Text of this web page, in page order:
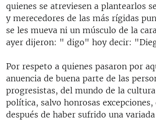
quienes se atreviesen a plantearlos
y merecedores de las más rígidas
se les mueva ni un músculo de la
ayer dijeron: " digo" hoy decir:
Por respeto a quienes pasaron por
anuencia de buena parte de las
progresistas, del mundo de la
política, salvo honrosas excepciones,
después de haber sufrido una